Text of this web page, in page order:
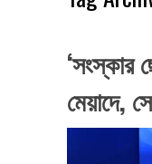
‘সংস্কার
মেয়াদে,